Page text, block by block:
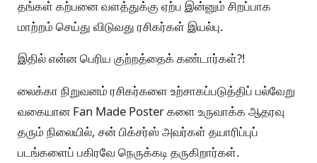
தங்கள் கற்பனை வளத்துக்கு ஏற்ப இன்னும் சிறப்பாக
மாற்றம் செய்து விடுவது ரசிகர்கள் இயல்பு.
இதில் என்ன பெரிய குற்றத்தைக் கண்டார்கள்?!
லைக்கா நிறுவனம் ரசிகர்களை உற்சாகப்படுத்திப் பல்வேறு
வகையான Fan Made Poster களை உருவாக்க ஆதரவு
தரும் நிலையில், சன் பிக்சர்ஸ் அவர்கள் தயாரிப்புப்
படங்களைப் பகிரவே நெருக்கடி தருகிறார்கள்.